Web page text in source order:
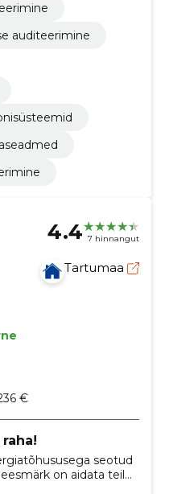
auditeerimine
4.4 7 hinnangut
Tartumaa
€
seotud
on aidata teil
sisekliimat ja